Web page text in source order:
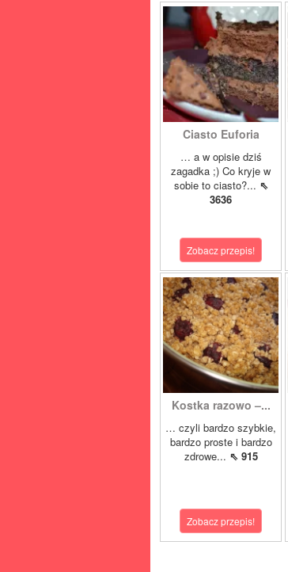
Ciasto Euforia
… a w opisie dziś
zagadka ;) Co kryje w
sobie to ciasto?... ⇖
3636
Zobacz przepis!
Kostka razowo –...
… czyli bardzo szybkie,
bardzo proste i bardzo
zdrowe... ⇖ 915
Zobacz przepis!